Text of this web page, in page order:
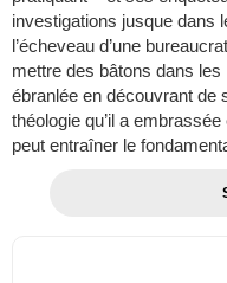
investigations jusque dans
l’écheveau d’une
mettre des bâtons dans
ébranlée en découvrant de
théologie qu’il a
peut entraîner le